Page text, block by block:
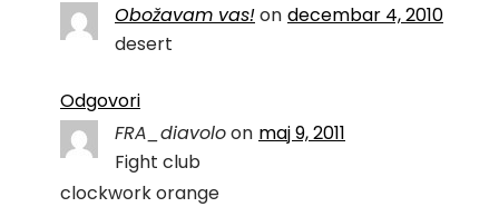
Obožavam vas!on decembar 4, 2010
desert
Odgovori
FRA_diavoloon maj 9, 2011
Fight club
clockwork orange